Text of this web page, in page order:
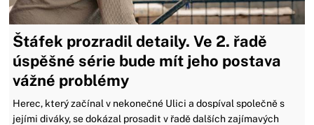
Štáfek prozradil detaily. Ve 2. řadě
úspěšné série bude mít jeho postava
vážné problémy
Herec, který začínal v nekonečné Ulici a dospíval společně s
jejími diváky, se dokázal prosadit v řadě dalších zajímavých